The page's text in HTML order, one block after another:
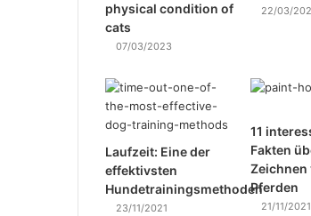
physical condition of
cats
07/03/2023
22/03/
Laufzeit: Eine der
effektivsten
Hundetrainingsmethoden
23/11/2021
11
Fakten
Zeichnen
Pferden
21/11/2021